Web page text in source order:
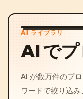
AI ライブラリ
AI で
AI が数万件のプ
ワードで絞り込